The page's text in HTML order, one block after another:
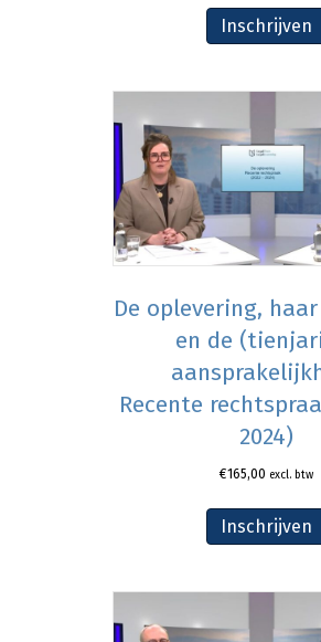
Inschrijven
De oplevering,
en de
Recente
2024)
€165,00 excl. btw
Inschrijven